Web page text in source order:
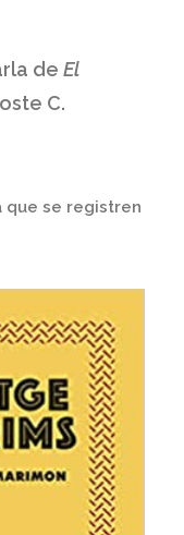
de El
C.
que se registren